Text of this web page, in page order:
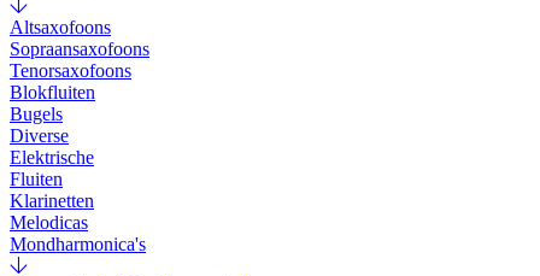
Altsaxofoons
Sopraansaxofoons
Tenorsaxofoons
Blokfluiten
Bugels
Diverse
Elektrische
Fluiten
Klarinetten
Melodicas
Mondharmonica's